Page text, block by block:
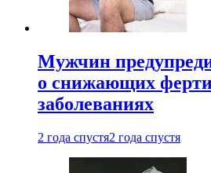
Мужчин
о снижающих
заболеваниях
2 года спустя2 года спустя